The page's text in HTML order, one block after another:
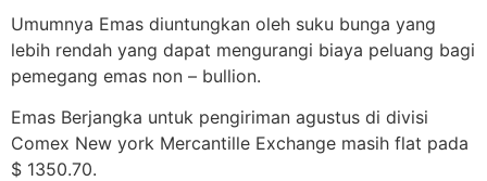
Umumnya Emas diuntungkan oleh suku bunga yang
lebih rendah yang dapat mengurangi biaya peluang bagi
pemegang emas non – bullion.
Emas Berjangka untuk pengiriman agustus di divisi
Comex New york Mercantille Exchange masih flat pada
$ 1350.70.